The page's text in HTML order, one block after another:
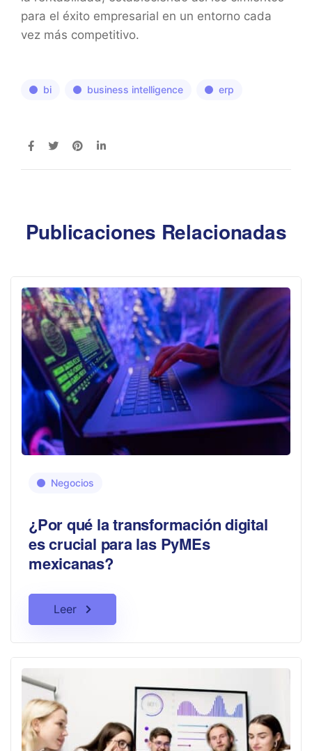
para el éxito empresarial en un entorno cada
vez más competitivo.
bi business intelligence erp
Publicaciones Relacionadas
Negocios
¿Por qué la transformación digital
es crucial para las PyMEs
mexicanas?
Leer